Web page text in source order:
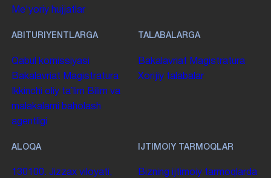
Me'yoriy hujjatlar
ABITURIYENTLARGA
Qabul komissiyasi
Bakalavriat Magistratura
Ikkinchi oliy taʼlim Bilim va
malakalarni baholash
agentligi
TALABALARGA
Bakalavriat Magistratura
Xorijiy talabalar
ALOQA
130100. Jizzax viloyati,
IJTIMOIY TARMOQLAR
Bizning ijtimoiy tarmoqlarda